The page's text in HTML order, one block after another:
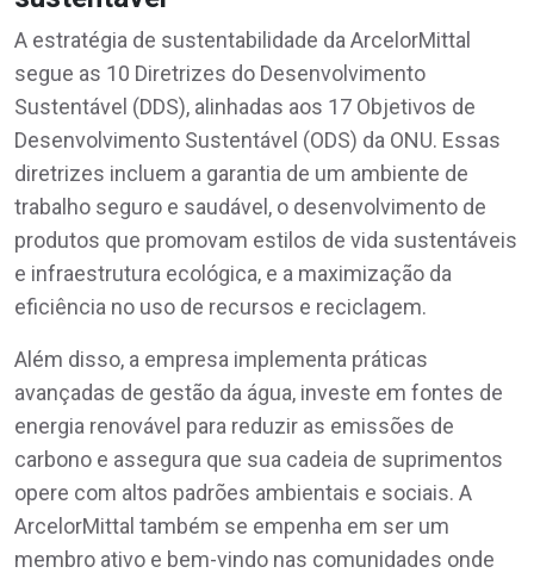
A estratégia de sustentabilidade da ArcelorMittal
segue as 10 Diretrizes do Desenvolvimento
Sustentável (DDS), alinhadas aos 17 Objetivos de
Desenvolvimento Sustentável (ODS) da ONU. Essas
diretrizes incluem a garantia de um ambiente de
trabalho seguro e saudável, o desenvolvimento de
produtos que promovam estilos de vida sustentáveis
e infraestrutura ecológica, e a maximização da
eficiência no uso de recursos e reciclagem.
Além disso, a empresa implementa práticas
avançadas de gestão da água, investe em fontes de
energia renovável para reduzir as emissões de
carbono e assegura que sua cadeia de suprimentos
opere com altos padrões ambientais e sociais. A
ArcelorMittal também se empenha em ser um
membro ativo e bem-vindo nas comunidades onde